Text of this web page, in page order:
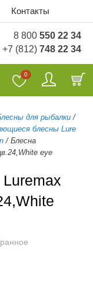
Контакты
8 800 550 22 34
+7 (812) 748 22 34
0
для рыбалки /
блесны Lure
/ Блесна
eye